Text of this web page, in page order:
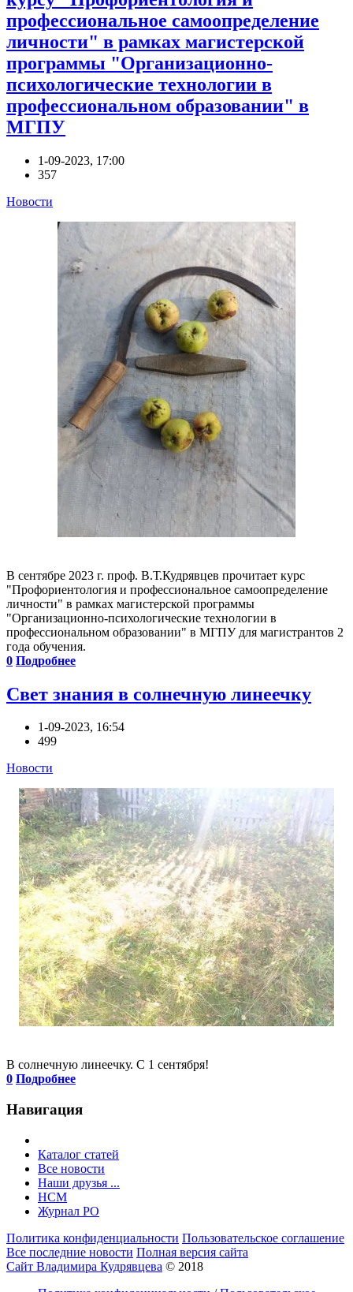
профессиональное самоопределение
личности" в рамках магистерской
программы "Организационно-
психологические технологии в
профессиональном образовании" в
МГПУ
1-09-2023, 17:00
357
Новости
В сентябре 2023 г. проф. В.Т.Кудрявцев прочитает курс
"Профориентология и профессиональное самоопределение
личности" в рамках магистерской программы
"Организационно-психологические технологии в
профессиональном образовании" в МГПУ для магистрантов 2
года обучения.
0 Подробнее
Свет знания в солнечную линеечку
1-09-2023, 16:54
499
Новости
В солнечную линеечку. С 1 сентября!
0 Подробнее
Навигация
Каталог статей
Все новости
Наши друзья ...
HCM
Журнал РО
Политика конфиденциальности Пользовательское соглашение
Все последние новости Полная версия сайта
Сайт Владимира Кудрявцева © 2018